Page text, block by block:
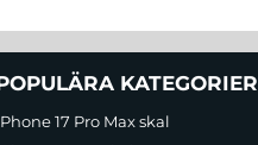
KATEGORIER
17 Pro Max skal